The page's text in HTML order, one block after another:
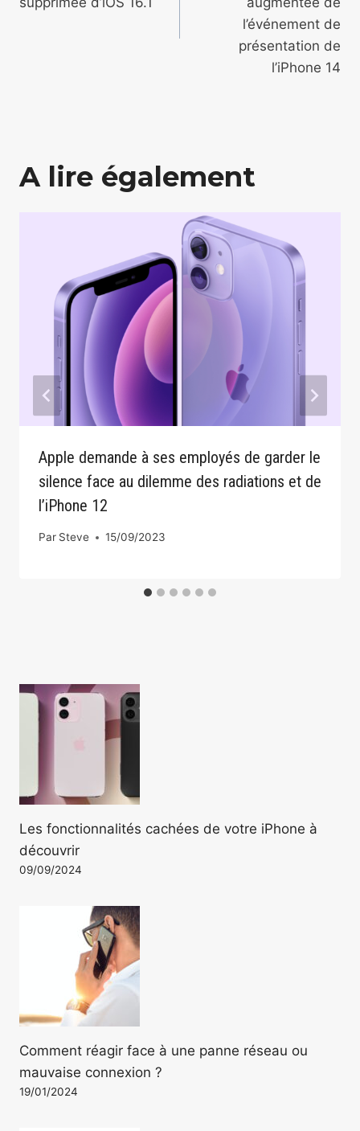
l’événement de
présentation de
l’iPhone 14
A lire également
Apple demande à ses employés de garder le
silence face au dilemme des radiations et de
l’iPhone 12
Par Steve 15/09/2023
Les fonctionnalités cachées de votre iPhone à
découvrir
09/09/2024
Comment réagir face à une panne réseau ou
mauvaise connexion ?
19/01/2024